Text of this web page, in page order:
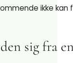
ikke kan
sig fra